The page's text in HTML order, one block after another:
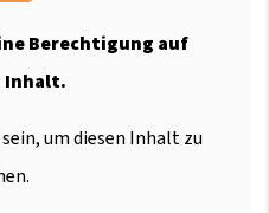
Berechtigung auf
Inhalt.
um diesen Inhalt zu